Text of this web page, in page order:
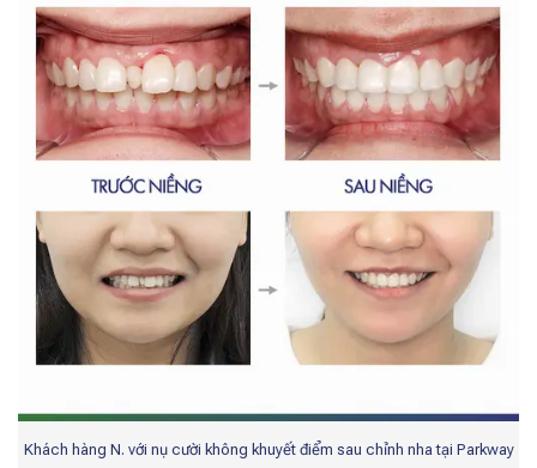
Khách hàng N. với nụ cười không khuyết điểm sau chỉnh nha tại Parkway